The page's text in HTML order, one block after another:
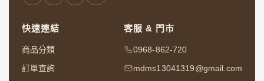
快速連結
商品分類
訂單查詢
客服 & 門市
0968-862-720
mdms13041319@gmail.com